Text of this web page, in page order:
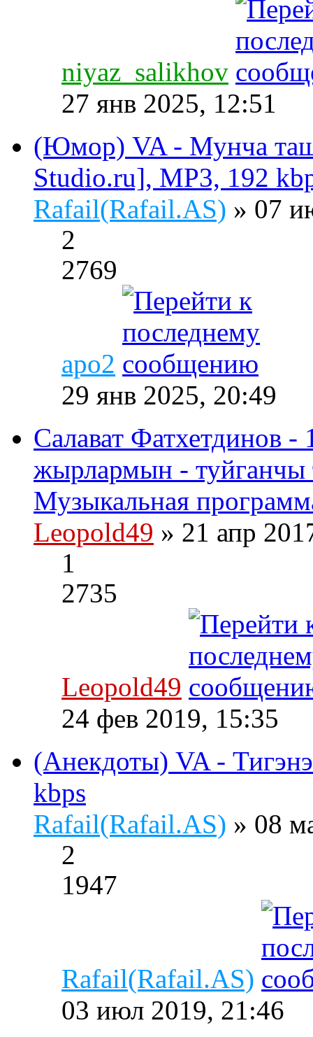
niyaz_salikhov
27 янв 2025, 12:51
(Юмор) VA - Мунча
Studio.ru], MP3, 192
Rafail(Rafail.AS) » 07
2
2769
apo2
29 янв 2025, 20:49
Салават Фатхетдинов
жырлармын - туйганчы
Музыкальная
Leopold49 » 21 апр
1
2735
Leopold49
24 фев 2019, 15:35
(Анекдоты) VA -
kbps
Rafail(Rafail.AS) » 08
2
1947
Rafail(Rafail.AS)
03 июл 2019, 21:46